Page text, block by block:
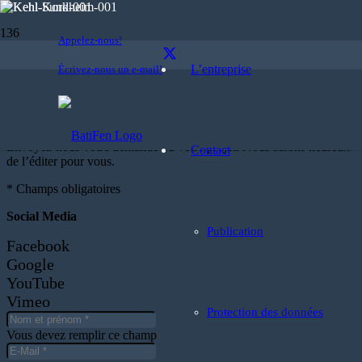
Appelez-nous!
Écrivez-nous un e-mail! L’entreprise
Contact
Publication
Protection des données
Contact
Envoyez-nous votre demande ou votre projet. Nous serons heureux
de l’éditer pour vous.
* Champs obligatoires
Social Media
Facebook
Google
YouTube
Vimeo
Vous devez remplir ce champ